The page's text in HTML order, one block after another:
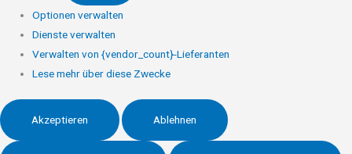
Optionen verwalten
Dienste verwalten
Verwalten von {vendor_count}-Lieferanten
Lese mehr über diese Zwecke
Akzeptieren Ablehnen